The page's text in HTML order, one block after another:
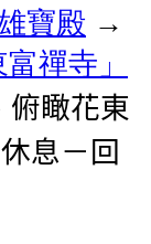
寶殿 →
富禪寺」
俯瞰花東
息－回